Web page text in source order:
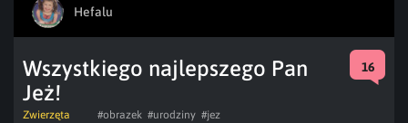
Hefalu
Wszystkiego najlepszego Pan
Jeż!
16
Zwierzęta #obrazek #urodziny #jez